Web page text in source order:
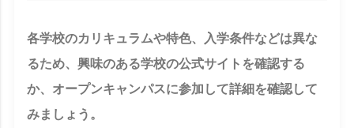
各学校のカリキュラムや特色、入学条件などは異な
るため、興味のある学校の公式サイトを確認する
か、オープンキャンパスに参加して詳細を確認して
みましょう。